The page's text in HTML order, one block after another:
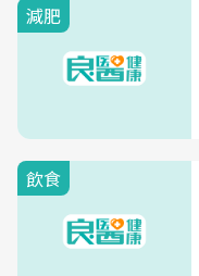
減肥
飲食